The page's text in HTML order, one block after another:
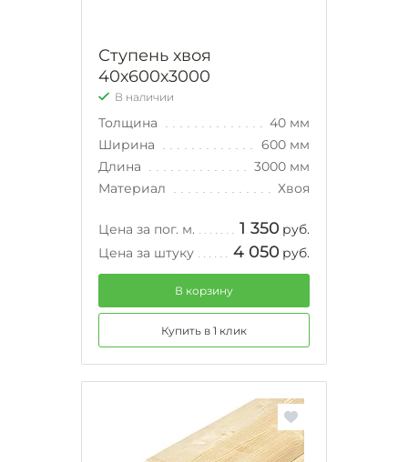
Ступень хвоя
40х600х3000
В наличии
Толщина
40 мм
Ширина
600 мм
Длина
3000 мм
Материал
Хвоя
Цена за пог. м. 1 350 руб.
Цена за штуку
4 050 руб.
В корзину
Купить в 1 клик